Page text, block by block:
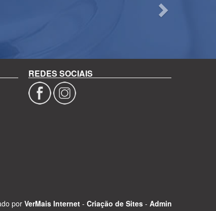
REDES SOCIAIS
por VerMais Internet - Criação de Sites - Admin